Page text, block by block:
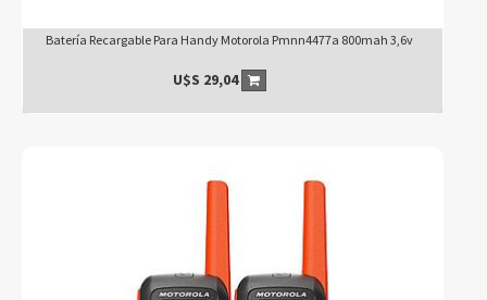
Batería Recargable Para Handy Motorola Pmnn4477a 800mah 3,6v
U$S 29,04